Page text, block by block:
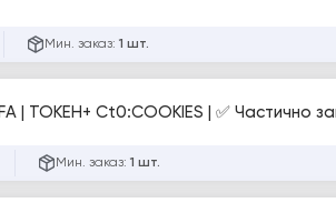
Мин. заказ: 1 шт.
| ТОКЕН+ Ct0:COOKIES | ✅ Частично
Мин. заказ: 1 шт.